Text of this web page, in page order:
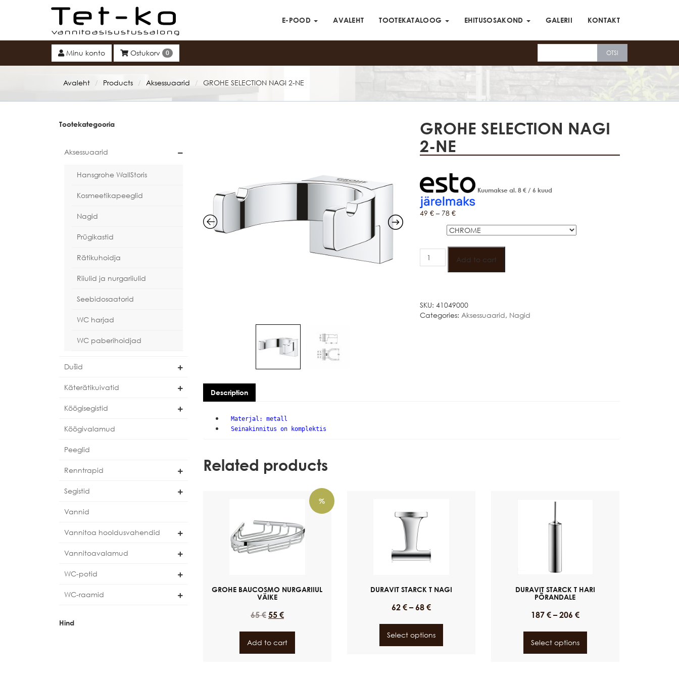
Tet-ko E-POOD AVALEHT TOOTEKATALOOG EHITUSOSAKOND GALERII KONTAKT
Minu konto Ostukorv 0
Avaleht / Products / Aksessuaarid / GROHE SELECTION NAGI 2-NE
Tootekategooria
Aksessuaarid
Hansgrohe WallStoris
Kosmeetikapeeglid
Nagid
Prügikastid
Rätikuhoidja
Riiulid ja nurgariiulid
Seebidosaatorid
WC harjad
WC paberihoidjad
Dušid
Käterätikuivatid
Köögisegistid
Köögivalamud
Peeglid
Renntrapid
Segistid
Vannid
Vannitoa hooldusvahendid
Vannitoavalamud
WC-potid
WC-raamid
Hind
GROHE SELECTION NAGI
2-NE
Kuumakse al. 8 € / 6 kuud
49 € – 78 €
GROHE
SELECTION
Add to cart
SKU: 41049000
Categories: Aksessuaarid, Nagid
Description
Materjal: metall
Seinakinnitus on komplektis
Related products
%
GROHE BAUCOSMO NURGARIIUL
VÄIKE
65€ 55 €
Add to cart
DURAVIT STARCK T NAGI
62 €– 68 €
Select options
DURAVIT STARCK T HARI
PÕRANDALE
187 €– 206 €
Select options